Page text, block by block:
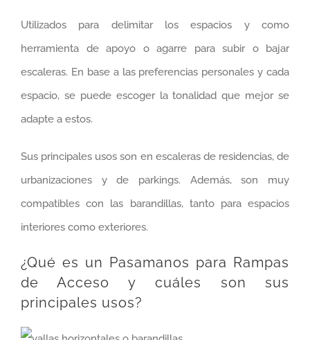
Utilizados para delimitar los espacios y como
herramienta de apoyo o agarre para subir o bajar
escaleras. En base a las preferencias personales y cada
espacio, se puede escoger la tonalidad que mejor se
adapte a estos.
Sus principales usos son en escaleras de residencias, de
urbanizaciones y de parkings. Además, son muy
compatibles con las barandillas, tanto para espacios
interiores como exteriores.
¿Qué es un Pasamanos para Rampas
de Acceso y cuáles son sus
principales usos?